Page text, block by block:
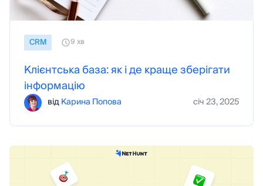
CRM 9 хв
Клієнтська база: як і де краще зберігати
інформацію
відКарина Попова січ 23, 2025